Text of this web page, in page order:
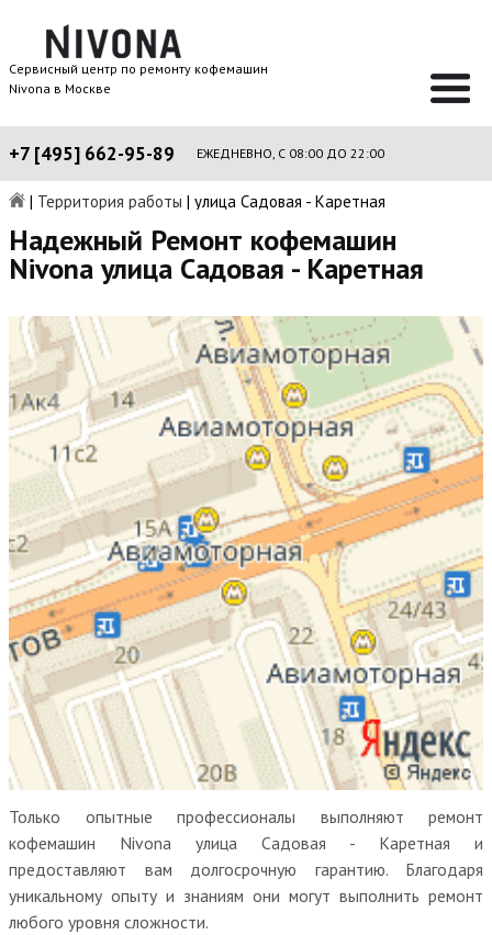
Сервисный центр по ремонту кофемашин
Nivona в Москве
+7 [495] 662-95-89 ЕЖЕДНЕВНО, С 08:00 ДО 22:00
| Территория работы | улица Садовая - Каретная
Надежный Ремонт кофемашин
Nivona улица Садовая - Каретная
Только опытные профессионалы выполняют ремонт
кофемашин Nivona улица Садовая - Каретная и
предоставляют вам долгосрочную гарантию. Благодаря
уникальному опыту и знаниям они могут выполнить ремонт
любого уровня сложности.